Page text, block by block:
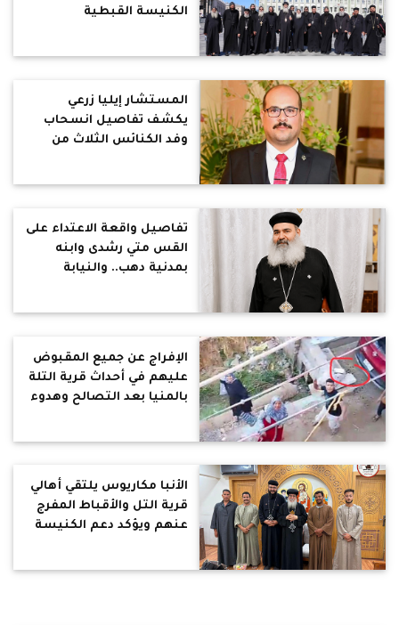
الكنيسة القبطية
لتعزيز علاقات المحبة
والتعاون
المستشار إيليا زرعي
يكشف تفاصيل انسحاب
وفد الكنائس الثلاث من
تفاصيل واقعة الاعتداء على
القس متي رشدى وابنه
بمدنية دهب.. والنيابة
الإفراج عن جميع المقبوض
عليهم في أحداث قرية التلة
بالمنيا بعد التصالح وهدوء
الأنبا مكاريوس يلتقي أهالي
قرية التل والأقباط المفرج
عنهم ويؤكد دعم الكنيسة